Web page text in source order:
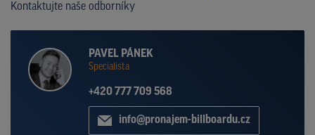
Kontaktujte naše odborníky
PAVEL PÁNEK
Specialista
+420 777 709 568
info@pronajem-billboardu.cz